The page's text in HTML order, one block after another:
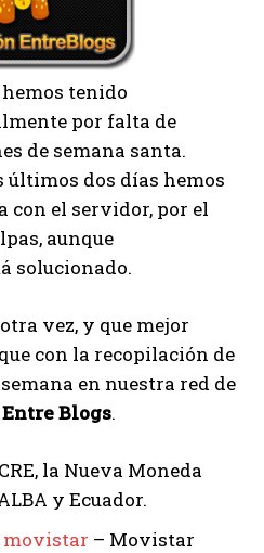
tenido
por falta de
de semana santa.
últimos dos días hemos
con el servidor, por el
aunque
solucionado.
vez, y que mejor
con la recopilación de
en nuestra red de
Entre Blogs.
la Nueva Moneda
y Ecuador.
movistar – Movistar